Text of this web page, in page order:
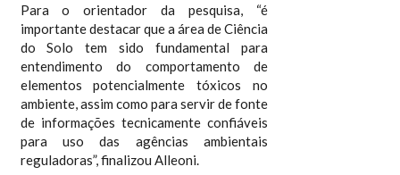
Para o orientador da pesquisa, “é
importante destacar que a área de Ciência
do Solo tem sido fundamental para
entendimento do comportamento de
elementos potencialmente tóxicos no
ambiente, assim como para servir de fonte
de informações tecnicamente confiáveis
para uso das agências ambientais
reguladoras”, finalizou Alleoni.